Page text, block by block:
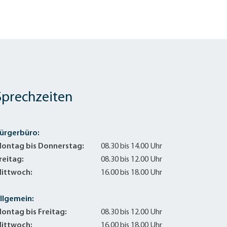
bis Donnerstag:
08.30 bis 14.00 Uhr
08.30 bis 12.00 Uhr
16.00 bis 18.00 Uhr
bis Freitag:
08.30 bis 12.00 Uhr
16.00 bis 18.00 Uhr